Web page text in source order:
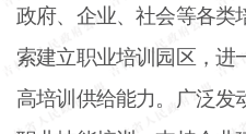
政府、企业、社会等各类
索建立职业培训园区，进
高培训供给能力。广泛发